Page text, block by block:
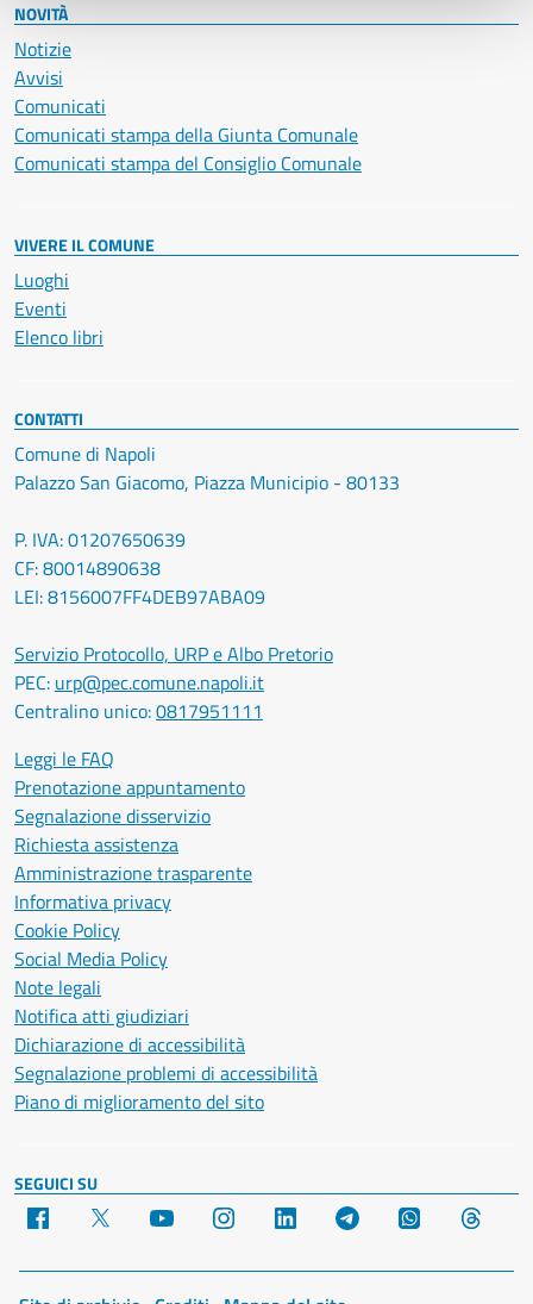
NOVITÀ
Notizie
Avvisi
Comunicati
Comunicati stampa della Giunta Comunale
Comunicati stampa del Consiglio Comunale
VIVERE IL COMUNE
Luoghi
Eventi
Elenco libri
CONTATTI
Comune di Napoli
Palazzo San Giacomo, Piazza Municipio - 80133
P. IVA: 01207650639
CF: 80014890638
LEI: 8156007FF4DEB97ABA09
Servizio Protocollo, URP e Albo Pretorio
PEC: urp@pec.comune.napoli.it
Centralino unico:0817951111
Leggi le FAQ
Prenotazione appuntamento
Segnalazione disservizio
Richiesta assistenza
Amministrazione trasparente
Informativa privacy
Cookie Policy
Social Media Policy
Note legali
Notifica atti giudiziari
Dichiarazione di accessibilità
Segnalazione problemi di accessibilità
Piano di miglioramento del sito
SEGUICI SU
Facebook YouTube Instagram LinkedIn Telegram WhatsApp